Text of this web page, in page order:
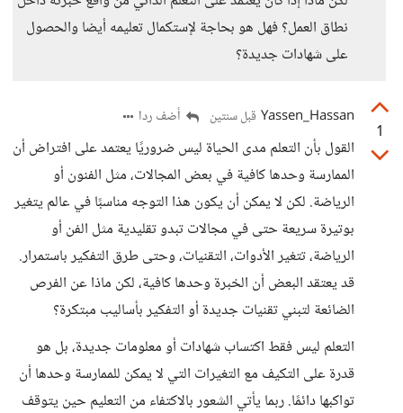
نطاق العمل؟ فهل هو بحاجة لإستكمال تعليمه أيضا والحصول
على شهادات جديدة؟
1
Yassen_Hassan قبل سنتين أضف ردا
القول بأن التعلم مدى الحياة ليس ضروريًا يعتمد على افتراض أن
الممارسة وحدها كافية في بعض المجالات، مثل الفنون أو
الرياضة. لكن لا يمكن أن يكون هذا التوجه مناسبًا في عالم يتغير
بوتيرة سريعة حتى في مجالات تبدو تقليدية مثل الفن أو
الرياضة، تتغير الأدوات، التقنيات، وحتى طرق التفكير باستمرار.
قد يعتقد البعض أن الخبرة وحدها كافية، لكن ماذا عن الفرص
الضائعة لتبني تقنيات جديدة أو التفكير بأساليب مبتكرة؟
التعلم ليس فقط اكتساب شهادات أو معلومات جديدة، بل هو
قدرة على التكيف مع التغيرات التي لا يمكن للممارسة وحدها أن
تواكبها دائمًا. ربما يأتي الشعور بالاكتفاء من التعليم حين يتوقف